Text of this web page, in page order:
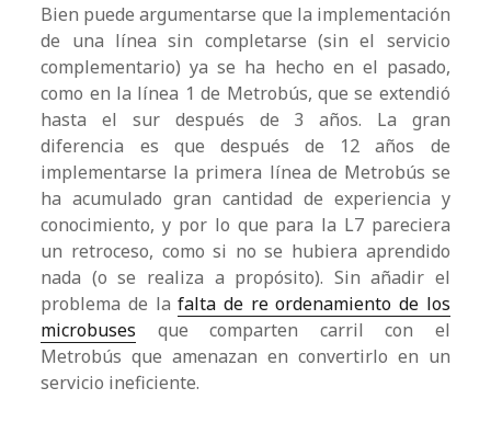
Bien puede argumentarse que la implementación
de una línea sin completarse (sin el servicio
complementario) ya se ha hecho en el pasado,
como en la línea 1 de Metrobús, que se extendió
hasta el sur después de 3 años. La gran
diferencia es que después de 12 años de
implementarse la primera línea de Metrobús se
ha acumulado gran cantidad de experiencia y
conocimiento, y por lo que para la L7 pareciera
un retroceso, como si no se hubiera aprendido
nada (o se realiza a propósito). Sin añadir el
problema de lafalta de re ordenamiento de los
microbuses que comparten carril con el
Metrobús que amenazan en convertirlo en un
servicio ineficiente.